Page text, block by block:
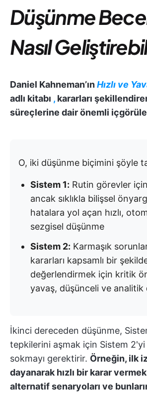
Düşünme
Nasıl
Daniel Kahneman’ınHızlı ve
adlı kitabı , kararları
süreçlerine dair önemli
O, iki düşünme biçimini şöyle
Sistem 1: Rutin görevler
ancak sıklıkla bilişsel
hatalara yol açan hızlı,
sezgisel düşünme
Sistem 2: Karmaşık
kararları kapsamlı bir
değerlendirmek için kritik
yavaş, düşünceli ve analitik
İkinci dereceden düşünme,
tepkilerini aşmak için Sistem
sokmayı gerektirir. Örneğin, ilk
dayanarak hızlı bir karar
alternatif senaryoları ve